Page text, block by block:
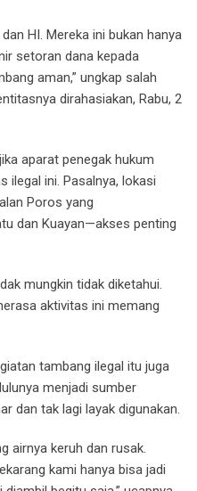
HI. Mereka ini bukan hanya
setoran dana kepada
aman,” ungkap salah
dirahasiakan, Rabu, 2
aparat penegak hukum
ilegal ini. Pasalnya, lokasi
Poros yang
dan Kuayan—akses penting
mungkin tidak diketahui.
aktivitas ini memang
tambang ilegal itu juga
menjadi sumber
dan tak lagi layak digunakan.
airnya keruh dan rusak.
kami hanya bisa jadi